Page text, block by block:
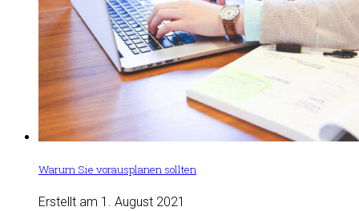
Warum Sie vorausplanen sollten
Erstellt am 1. August 2021